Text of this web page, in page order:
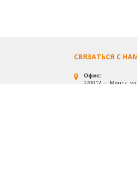
СВЯЗАТЬСЯ С
Офис:
220012, г. Минск,